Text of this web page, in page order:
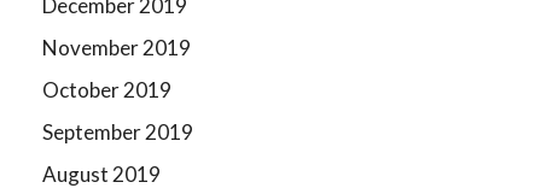
December 2019
November 2019
October 2019
September 2019
August 2019